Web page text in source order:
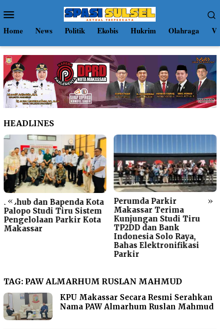
ke
kontenMobile
Home News Politik Ekobis Hukrim Olahraga
HEADLINES
« »
Perumda Parkir
Makassar Terima
Kunjungan Studi Tiru
TP2DD dan Bank
Gerakan Pilah
Menggema di
Parkir Makassar
ARA Ajak Seluruh
Bergerak Bersama
TAG: PAW ALMARHUM RUSLAN MAHMUD
KPU Makassar Secara Resmi Serahkan
Nama PAW Almarhum Ruslan Mahmud